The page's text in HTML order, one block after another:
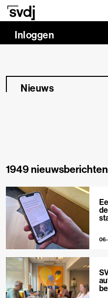
Naar hoofdinhoud
Inloggen
Nieuws
1949 nieuwsberichten